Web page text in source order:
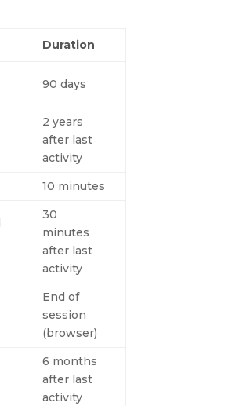
Duration
90 days
2 years
after last
activity
10 minutes
30
minutes
after last
activity
End of
session
(browser)
6 months
after last
activity